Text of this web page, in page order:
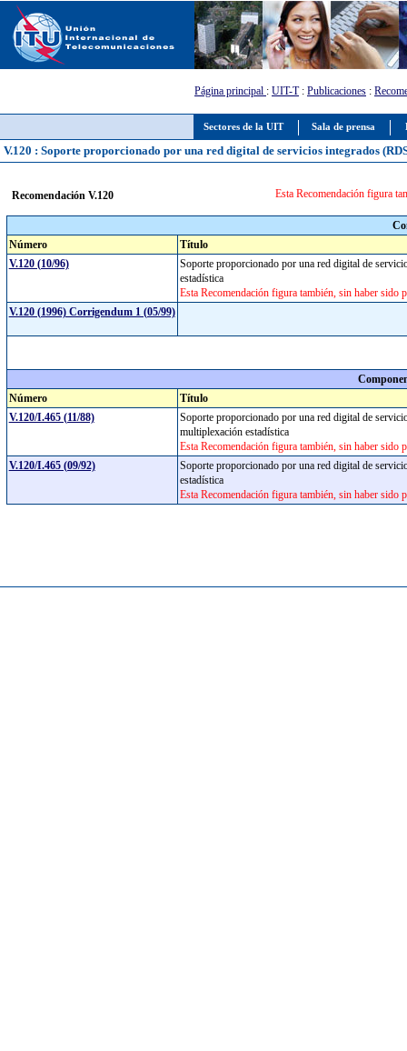
Sectores de la UIT Sala de prensa
Página principal : UIT-T: Publicaciones :
V.120 : Soporte proporcionado por una red digital de servicios integrados
Recomendación V.120 Esta Recomendación figura
Número
Título
V.120 (10/96)
Soporte proporcionado por una red digital de
estadística
Esta Recomendación figura también, sin haber sido
V.120 (1996) Corrigendum 1 (05/99)
Número
Título
V.120/I.465 (11/88)
Soporte proporcionado por una red digital de
multiplexación estadística
Esta Recomendación figura también, sin haber sido
V.120/I.465 (09/92)
Soporte proporcionado por una red digital de
estadística
Esta Recomendación figura también, sin haber sido